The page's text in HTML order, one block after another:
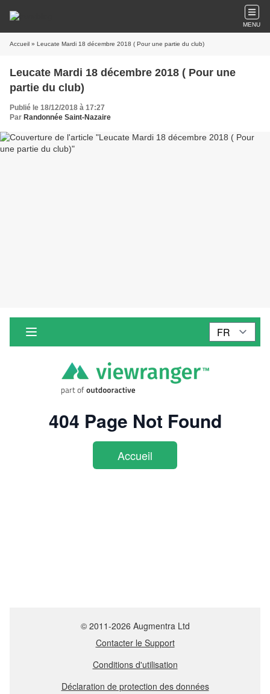
MENU
Accueil » Leucate Mardi 18 décembre 2018 ( Pour une partie du club)
Leucate Mardi 18 décembre 2018 ( Pour une
partie du club)
Publié le 18/12/2018 à 17:27
Par Randonnée Saint-Nazaire